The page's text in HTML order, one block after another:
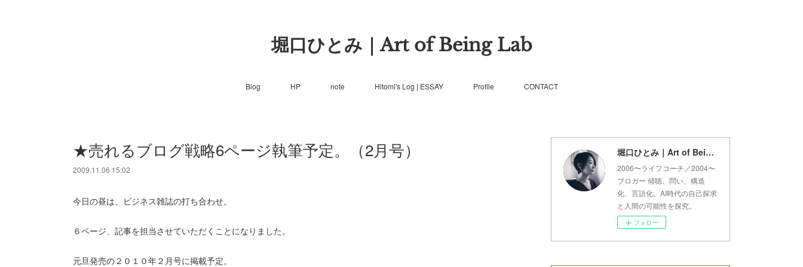
堀口ひとみ｜Art of Being Lab
Blog HP note Hitomi's Log | ESSAY Profile CONTACT
★売れるブログ戦略6ページ執筆予定。（2月号）
2009.11.06 15:02
今日の昼は、ビジネス雑誌の打ち合わせ。
６ページ、記事を担当させていただくことになりました。
元旦発売の２０１０年２月号に掲載予定。
堀口ひとみ｜Art of Being Lab
2006〜ライフコーチ／2004〜
ブロガー 傾聴、問い、構造
化、言語化。AI時代の自己探求
と人間の可能性を探究。
フォロー